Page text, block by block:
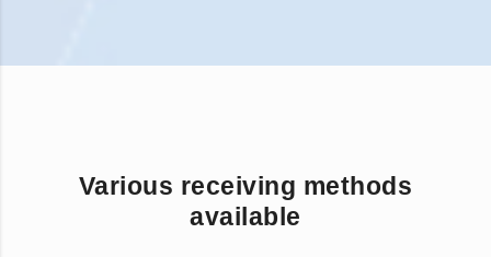
Various receiving methods
available